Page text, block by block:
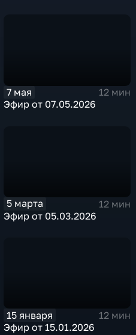
7 мая
12 мин
Эфир от 07.05.2026
5 марта
12 мин
Эфир от 05.03.2026
15 января
12 мин
Эфир от 15.01.2026